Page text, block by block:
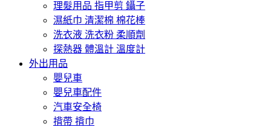
理髮用品 指甲剪 鑷子
濕紙巾 清潔棉 棉花棒
洗衣液 洗衣粉 柔順劑
探熱器 體溫計 溫度計
外出用品
嬰兒車
嬰兒車配件
汽車安全椅
揹帶 揹巾